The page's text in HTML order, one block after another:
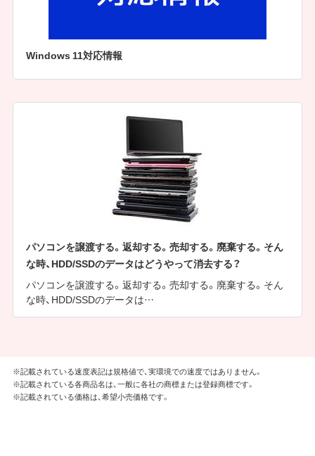
Windows 11対応情報
パソコンを譲渡する。返却する。売却する。廃棄する。そん
な時、HDD/SSDのデータはどうやって消去する？
パソコンを譲渡する。返却する。売却する。廃棄する。そん
な時、HDD/SSDのデータは…
※記載されている速度表記は規格値で、実環境での速度ではありません。
※記載されている各商品名は、一般に各社の商標または登録商標です。
※記載されている価格は、希望小売価格です。